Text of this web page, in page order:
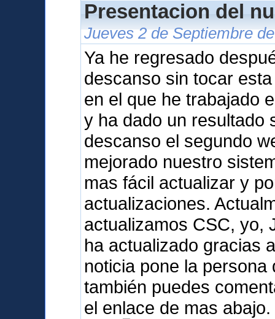
Presentacion del
Jueves 2 de Septiembre
Ya he regresado
descanso sin tocar
en el que he trabajado
y ha dado un resultado
descanso el segundo
mejorado nuestro
mas fácil actualizar y
actualizaciones.
actualizamos CSC, yo,
ha actualizado gracias
noticia pone la
también puedes
el enlace de mas